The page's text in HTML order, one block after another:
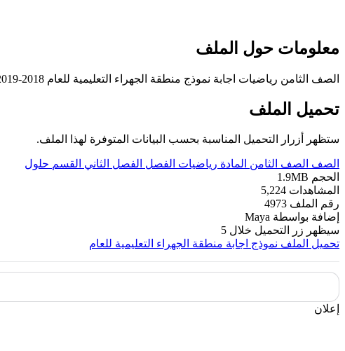
معلومات حول الملف
الصف الثامن رياضيات اجابة نموذج منطقة الجهراء التعليمية للعام 2018-2019
تحميل الملف
ستظهر أزرار التحميل المناسبة بحسب البيانات المتوفرة لهذا الملف.
الصف الصف الثامن المادة رياضيات الفصل الفصل الثاني القسم حلول
الحجم 1.9MB
المشاهدات 5,224
رقم الملف 4973
إضافة بواسطة Maya
سيظهر زر التحميل خلال 5
تحميل الملف نموذج اجابة منطقة الجهراء التعليمية للعام
إعلان